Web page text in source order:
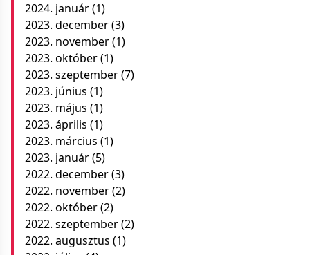
2024. január(1)
2023. december(3)
2023. november(1)
2023. október(1)
2023. szeptember(7)
2023. június (1)
2023. május (1)
2023. április (1)
2023. március (1)
2023. január(5)
2022. december(3)
2022. november(2)
2022. október(2)
2022. szeptember(2)
2022. augusztus (1)